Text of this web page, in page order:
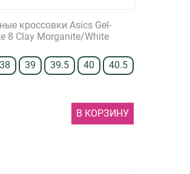
кроссовки Asics Gel-
8 Clay Morganite/White
38 39 39.5 40
40.5
В КОРЗИНУ